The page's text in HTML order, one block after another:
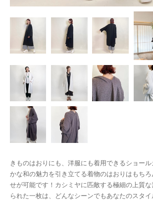
きものはおりにも、洋服にも着用できるショー
かな和の魅力を引き立てる着物のはおりはもち
せが可能です！カシミヤに匹敵する極細の上質
られた一枚は、どんなシーンでもあなたのスタイ